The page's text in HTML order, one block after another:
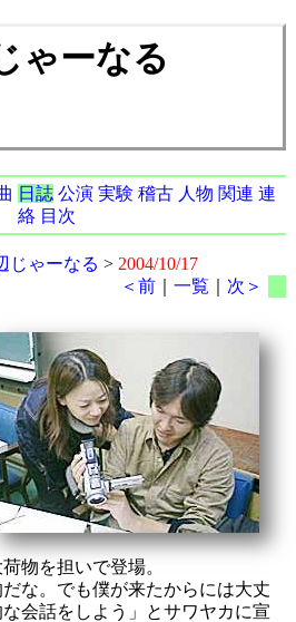
ゃーなる
日誌 公演 実験 稽古 人物 関連 連
絡 目次
じゃーなる > 2004/10/17
＜前 ｜一覧 次＞
物を担いで登場。
だな。でも僕が来たからには大丈
会話をしよう」とサワヤカに宣